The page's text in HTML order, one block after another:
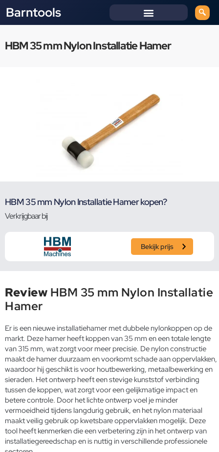
Barntools
HBM 35 mm Nylon Installatie Hamer
HBM 35 mm Nylon Installatie Hamer kopen?
Verkrijgbaar bij
Bekijk prijs
Review HBM 35 mm Nylon Installatie
Hamer
Er is een nieuwe installatiehamer met dubbele nylonkoppen op de
markt. Deze hamer heeft koppen van 35 mm en een totale lengte
van 315 mm, wat zorgt voor meer precisie. De nylon constructie
maakt de hamer duurzaam en voorkomt schade aan oppervlakken,
waardoor hij geschikt is voor houtbewerking, metaalbewerking en
sieraden. Het ontwerp heeft een stevige kunststof verbinding
tussen de koppen, wat zorgt voor een gelijkmatige impact en
betere controle. Door het lichte ontwerp voel je minder
vermoeidheid tijdens langdurig gebruik, en het nylon materiaal
maakt veilig gebruik op kwetsbare oppervlakken mogelijk. Deze
tool heeft kenmerken die een verbetering zijn in het ontwerp van
installatiegereedschap en is nuttig in verschillende professionele